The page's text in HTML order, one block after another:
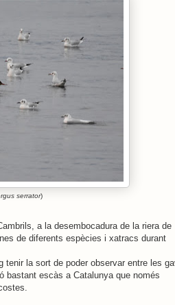
serrator)
a la desembocadura de la riera de
de diferents espècies i xatracs durant
la sort de poder observar entre les
bastant escàs a Catalunya que només